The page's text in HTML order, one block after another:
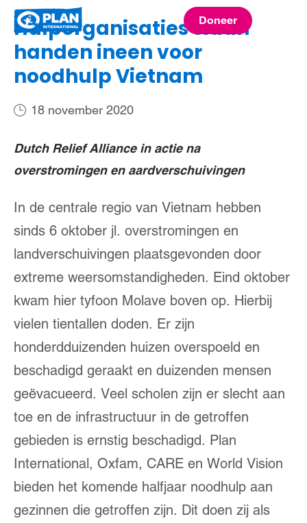
International
Doneer
Hulporganisaties slaan
handen ineen voor
noodhulp Vietnam
18 november 2020
Dutch Relief Alliance in actie na
overstromingen en aardverschuivingen
In de centrale regio van Vietnam hebben
sinds 6 oktober jl. overstromingen en
landverschuivingen plaatsgevonden door
extreme weersomstandigheden. Eind oktober
kwam hier tyfoon Molave boven op. Hierbij
vielen tientallen doden. Er zijn
honderdduizenden huizen overspoeld en
beschadigd geraakt en duizenden mensen
geëvacueerd. Veel scholen zijn er slecht aan
toe en de infrastructuur in de getroffen
gebieden is ernstig beschadigd. Plan
International, Oxfam, CARE en World Vision
bieden het komende halfjaar noodhulp aan
gezinnen die getroffen zijn. Dit doen zij als